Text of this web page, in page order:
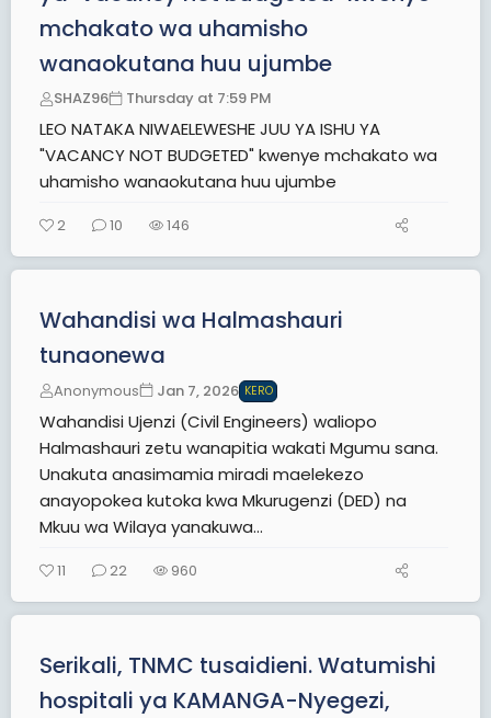
mchakato wa uhamisho
wanaokutana huu ujumbe
SHAZ96 Thursday at 7:59 PM
LEO NATAKA NIWAELEWESHE JUU YA ISHU YA
"VACANCY NOT BUDGETED" kwenye mchakato wa
uhamisho wanaokutana huu ujumbe
2 10 146
Wahandisi wa Halmashauri
tunaonewa
Anonymous Jan 7, 2026 KERO
Wahandisi Ujenzi (Civil Engineers) waliopo
Halmashauri zetu wanapitia wakati Mgumu sana.
Unakuta anasimamia miradi maelekezo
anayopokea kutoka kwa Mkurugenzi (DED) na
Mkuu wa Wilaya yanakuwa...
11 22 960
Serikali, TNMC tusaidieni. Watumishi
hospitali ya KAMANGA-Nyegezi,